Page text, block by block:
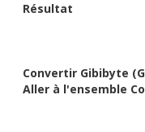
Résultat
Convertir Gibibyte
Aller à l'ensemble